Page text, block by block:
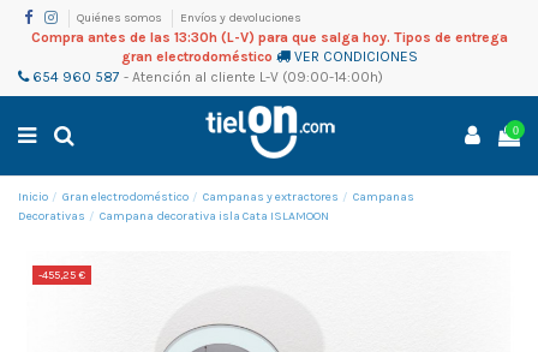
Quiénes somos Envíos y devoluciones
Compra antes de las 13:30h (L-V) para que salga hoy. Tipos de entrega
gran electrodoméstico
VER CONDICIONES
654 960 587 - Atención al cliente L-V (09:00-14:00h)
0
Inicio Gran electrodoméstico Campanas y extractores
Campanas
Decorativas
Campana decorativa isla Cata ISLAMOON
-455,25 €